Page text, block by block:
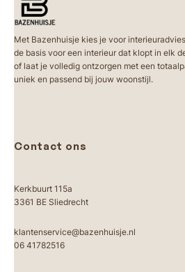
Met Bazenhuisje kies je voor
de basis voor een interieur dat klopt in elk
of laat je volledig ontzorgen met een
uniek en passend bij jouw woonstijl.
Contact ons
Kerkbuurt 115a
3361 BE Sliedrecht
klantenservice@bazenhuisje.nl
06 41782516